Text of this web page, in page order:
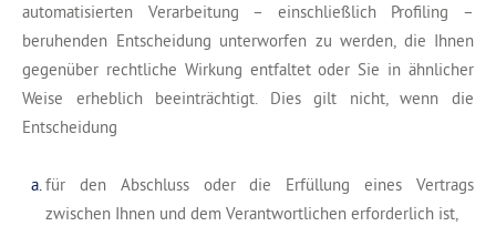
automatisierten Verarbeitung – einschließlich Profiling –
beruhenden Entscheidung unterworfen zu werden, die Ihnen
gegenüber rechtliche Wirkung entfaltet oder Sie in ähnlicher
Weise erheblich beeinträchtigt. Dies gilt nicht, wenn die
Entscheidung
für den Abschluss oder die Erfüllung eines Vertrags
zwischen Ihnen und dem Verantwortlichen erforderlich ist,